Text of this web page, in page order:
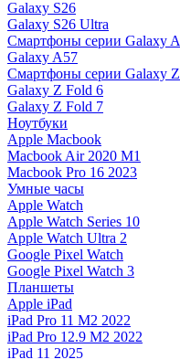
Galaxy S26
Galaxy S26 Ultra
Смартфоны серии Galaxy A
Galaxy A57
Смартфоны серии Galaxy Z
Galaxy Z Fold 6
Galaxy Z Fold 7
Ноутбуки
Apple Macbook
Macbook Air 2020 M1
Macbook Pro 16 2023
Умные часы
Apple Watch
Apple Watch Series 10
Apple Watch Ultra 2
Google Pixel Watch
Google Pixel Watch 3
Планшеты
Apple iPad
iPad Pro 11 M2 2022
iPad Pro 12.9 M2 2022
iPad 11 2025